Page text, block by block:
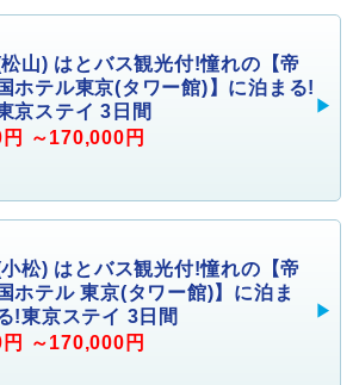
山) はとバス観光付!憧れの【帝
国ホテル東京(タワー館)】に泊まる!
京ステイ 3日間
～170,000円
松) はとバス観光付!憧れの【帝
国ホテル 東京(タワー館)】に泊ま
!東京ステイ 3日間
～170,000円